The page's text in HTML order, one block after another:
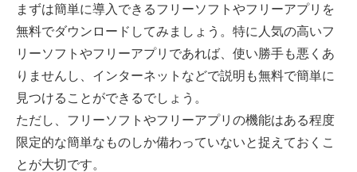
まずは簡単に導入できるフリーソフトやフリーアプリを
無料でダウンロードしてみましょう。特に人気の高いフ
リーソフトやフリーアプリであれば、使い勝手も悪くあ
りませんし、インターネットなどで説明も無料で簡単に
見つけることができるでしょう。
ただし、フリーソフトやフリーアプリの機能はある程度
限定的な簡単なものしか備わっていないと捉えておくこ
とが大切です。